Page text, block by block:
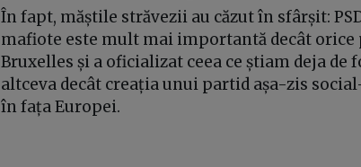
În fapt, măștile străvezii au căzut în sfârșit:
mafiote este mult mai importantă decât orice
Bruxelles și a oficializat ceea ce știam deja de
altceva decât creația unui partid așa-zis
în fața Europei.